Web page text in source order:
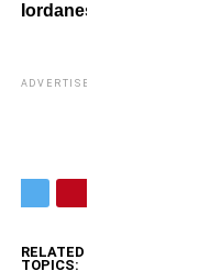
Iordanescu.
ADVERTISEMENT
RELATED
TOPICS: